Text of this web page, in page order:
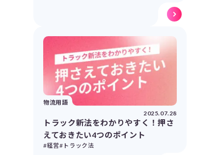
物流用語
2025.07.28
トラック新法をわかりやすく！押さ
えておきたい4つのポイント
#経営#トラック法